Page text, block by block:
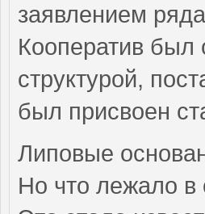
заявлением
Кооператив
структурой,
был присвоен
Липовые
Но что лежало в